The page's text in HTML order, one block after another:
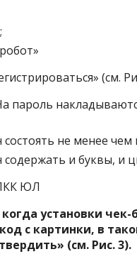
(см.
пароль
не менее чем
и буквы, и
ЮЛ
установки
с картинки, в
(см. Рис. 3).